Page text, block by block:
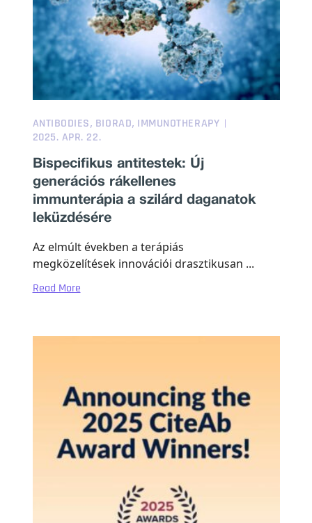
ANTIBODIES, BIORAD, IMMUNOTHERAPY
2025. APR. 22.
Bispecifikus antitestek: Új
generációs rákellenes
immunterápia a szilárd daganatok
leküzdésére
Az elmúlt években a terápiás
megközelítések innovációi drasztikusan ...
Read More